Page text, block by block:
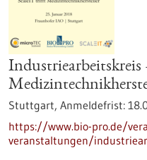
Stuttgart, Anmeldefrist:
https://www.bio-pro.de/
veranstaltungen/